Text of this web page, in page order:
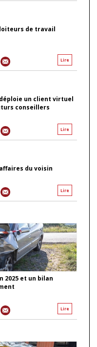
de travail
Lire
un client virtuel
conseillers
Lire
du voisin
Lire
2025 et un bilan
Lire